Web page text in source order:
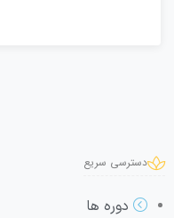
دسترسی سریع
دوره ها